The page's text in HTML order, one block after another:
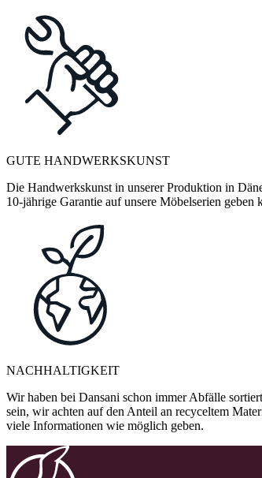
GUTE HANDWERKSKUNST
Die Handwerkskunst in unserer Produktion in
10-jährige Garantie auf unsere Möbelserien geben
NACHHALTIGKEIT
Wir haben bei Dansani schon immer Abfälle
sein, wir achten auf den Anteil an recyceltem
viele Informationen wie möglich geben.